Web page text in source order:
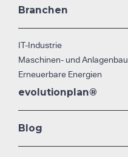
Branchen
IT-Industrie
Maschinen- und Anlagenbau
Erneuerbare Energien
evolutionplan®
Blog